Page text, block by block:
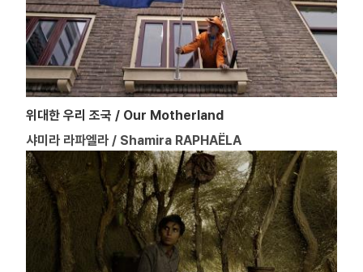
위대한 우리 조국 / Our Motherland
샤미라 라파엘라 / Shamira RAPHAËLA